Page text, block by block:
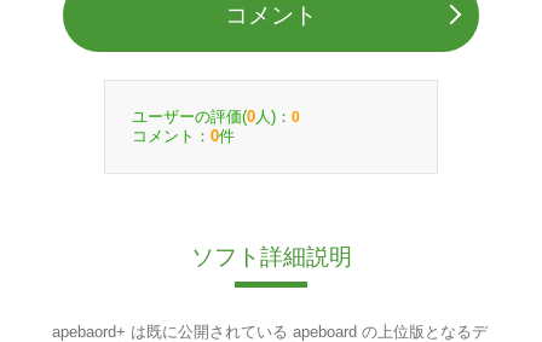
コメント
ユーザーの評価(0 人)： 0
コメント： 0件
ソフト詳細説明
apebaord+ は既に公開されている apeboard の上位版となるデ